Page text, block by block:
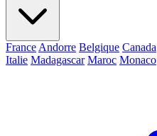
France Andorre Belgique Canada
Italie Madagascar Maroc Monaco